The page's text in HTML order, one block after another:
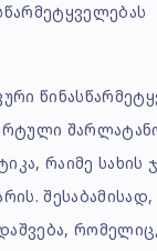
რაიმე სახის